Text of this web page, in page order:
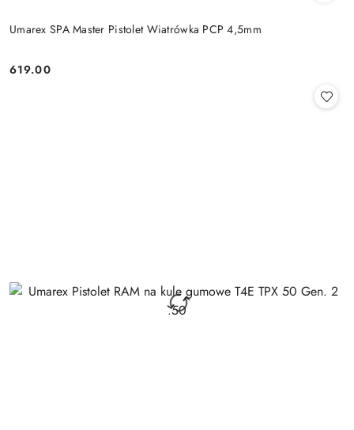
Umarex SPA Master Pistolet Wiatrówka PCP 4,5mm
Cena:
619.00